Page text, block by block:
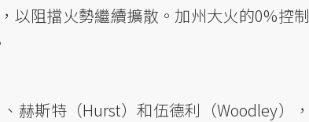
以阻擋火勢繼續擴散。加州大火的0%控制
赫斯特（Hurst）和伍德利（Woodley），